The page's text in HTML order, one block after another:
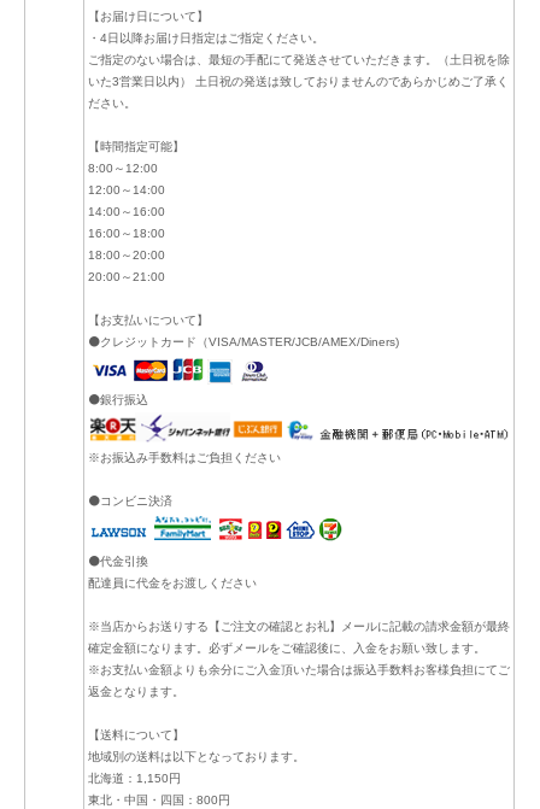
【お届け日について】
・4日以降お届け日指定はご指定ください。
ご指定のない場合は、最短の手配にて発送させていただきます。（土日祝を除
いた3営業日以内） 土日祝の発送は致しておりませんのであらかじめご了承く
ださい。
【時間指定可能】
8:00～12:00
12:00～14:00
14:00～16:00
16:00～18:00
18:00～20:00
20:00～21:00
【お支払いについて】
⚫クレジットカード（VISA/MASTER/JCB/AMEX/Diners)
⚫銀行振込
※お振込み手数料はご負担ください
⚫コンビニ決済
⚫代金引換
配達員に代金をお渡しください
※当店からお送りする【ご注文の確認とお礼】メールに記載の請求金額が最終
確定金額になります。必ずメールをご確認後に、入金をお願い致します。
※お支払い金額よりも余分にご入金頂いた場合は振込手数料お客様負担にてご
返金となります。
【送料について】
地域別の送料は以下となっております。
北海道：1,150円
東北・中国・四国：800円